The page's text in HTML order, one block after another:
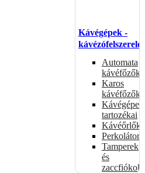
Kávégépek -
kávézófelszerelés
Automata
kávéfőzők
Karos
kávéfőzők
Kávégépek
tartozékai
Kávéőrlők
Perkolátorok
Tamperek
és
zaccfiókok